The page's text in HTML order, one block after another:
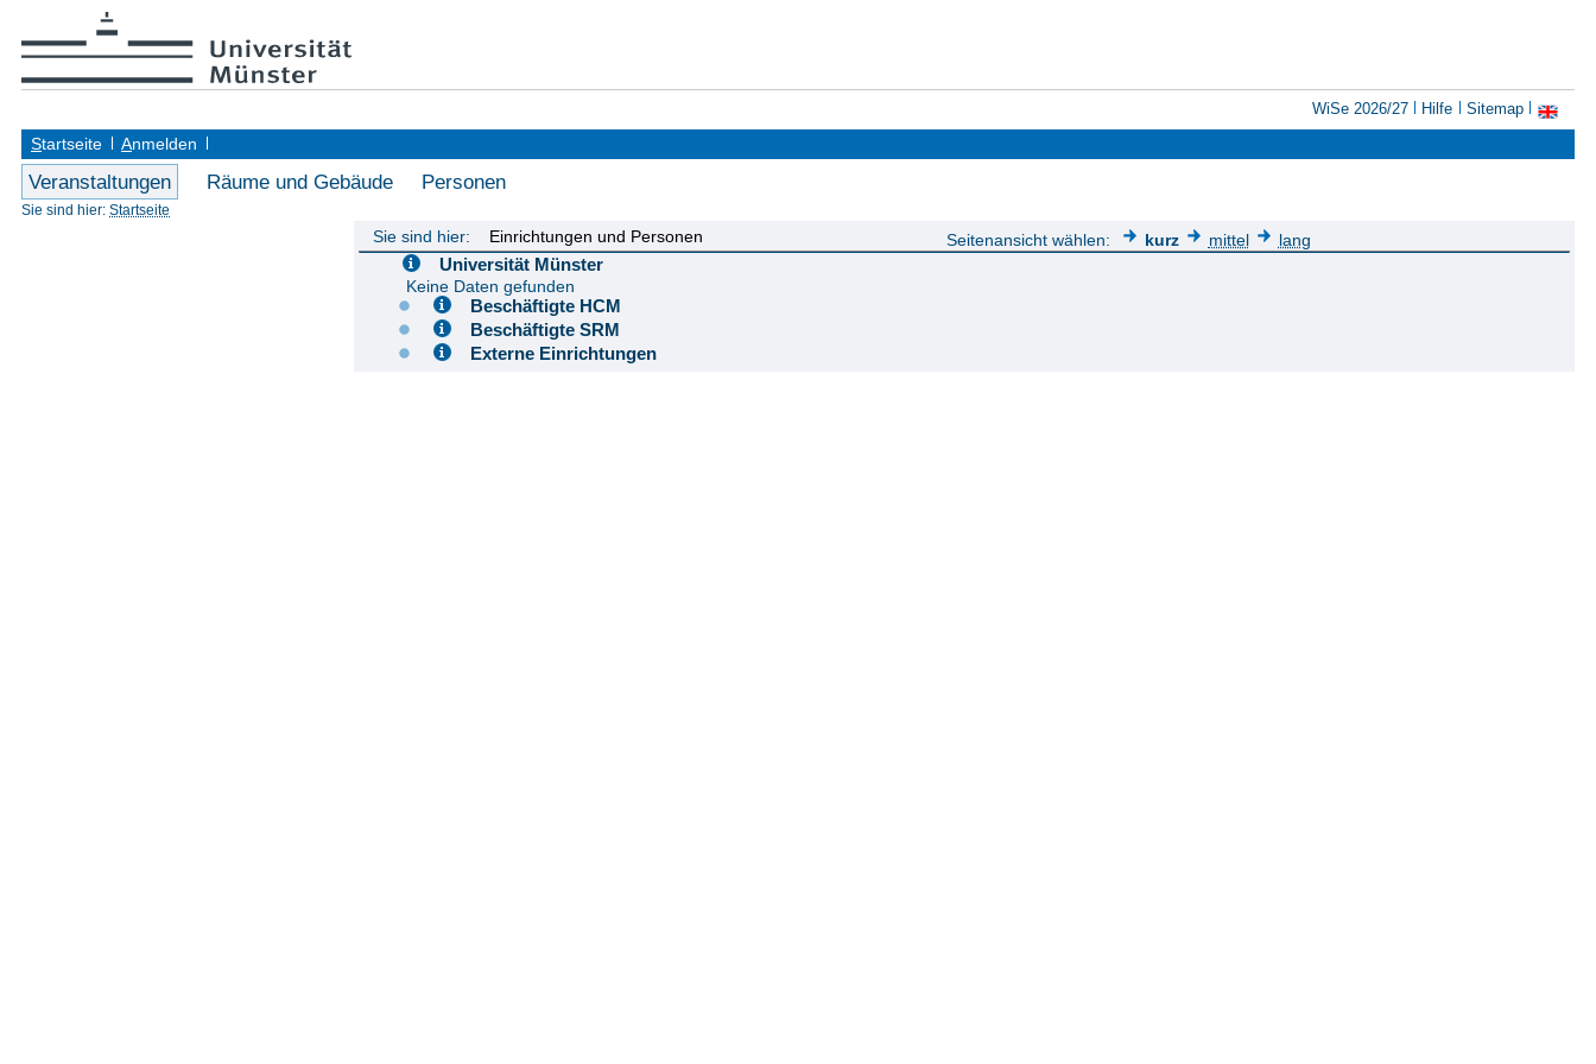
WiSe 2026/27 Hilfe
Sitemap
Startseite Anmelden
Veranstaltungen Räume und Gebäude Personen
Sie sind hier: Startseite
Sie sind hier: Einrichtungen und Personen Seitenansicht wählen: kurz mittel lang
Universität Münster
Keine Daten gefunden
Beschäftigte HCM
Beschäftigte SRM
Externe Einrichtungen